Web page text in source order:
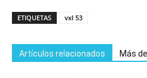
ETIQUETAS vxl 53
Artículos relacionados Más